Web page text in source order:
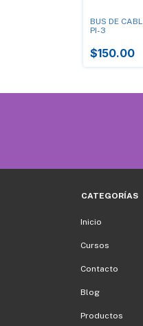
BUS DE
PI-3
$150.00
CATEGORÍAS
Inicio
Cursos
Contacto
Blog
Productos